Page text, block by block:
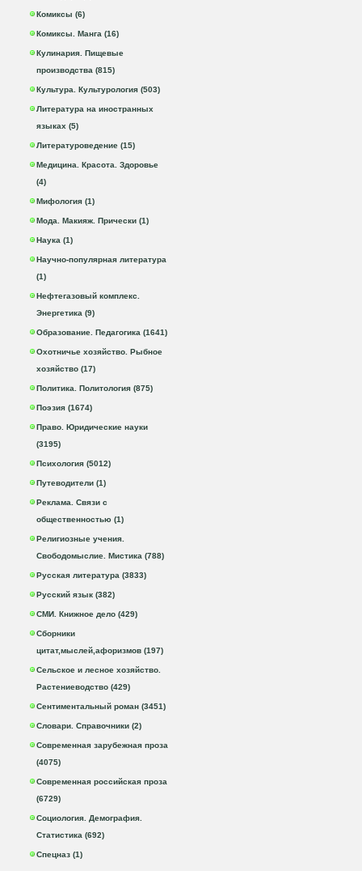
Комиксы (6)
Комиксы. Манга (16)
Кулинария. Пищевые
производства (815)
Культура. Культурология (503)
Литература на иностранных
языках (5)
Литературоведение (15)
Медицина. Красота. Здоровье
(4)
Мифология (1)
Мода. Макияж. Прически (1)
Наука (1)
Научно-популярная литература
(1)
Нефтегазовый комплекс.
Энергетика (9)
Образование. Педагогика (1641)
Охотничье хозяйство. Рыбное
хозяйство (17)
Политика. Политология (875)
Поэзия (1674)
Право. Юридические науки
(3195)
Психология (5012)
Путеводители (1)
Реклама. Связи с
общественностью (1)
Религиозные учения.
Свободомыслие. Мистика (788)
Русская литература (3833)
Русский язык (382)
СМИ. Книжное дело (429)
Сборники
цитат,мыслей,афоризмов (197)
Сельское и лесное хозяйство.
Растениеводство (429)
Сентиментальный роман (3451)
Словари. Справочники (2)
Современная зарубежная проза
(4075)
Современная российская проза
(6729)
Социология. Демография.
Статистика (692)
Спецназ (1)